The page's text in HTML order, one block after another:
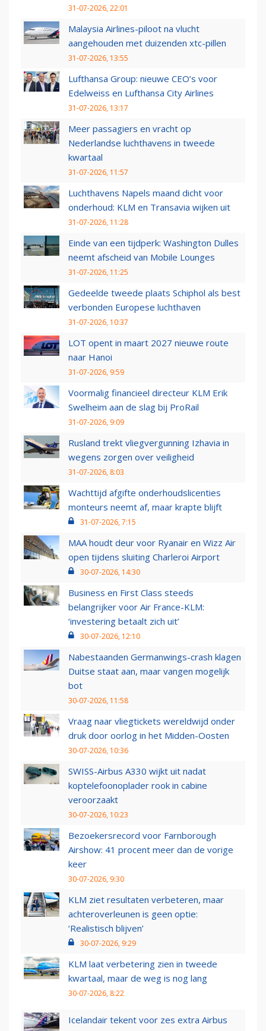
31-07-2026, 22:01
Malaysia Airlines-piloot na vlucht
aangehouden met duizenden xtc-pillen
31-07-2026, 13:55
Lufthansa Group: nieuwe CEO’s voor
Edelweiss en Lufthansa City Airlines
31-07-2026, 13:17
Meer passagiers en vracht op
Nederlandse luchthavens in tweede
kwartaal
31-07-2026, 11:57
Luchthavens Napels maand dicht voor
onderhoud: KLM en Transavia wijken uit
31-07-2026, 11:28
Einde van een tijdperk: Washington Dulles
neemt afscheid van Mobile Lounges
31-07-2026, 11:25
Gedeelde tweede plaats Schiphol als best
verbonden Europese luchthaven
31-07-2026, 10:37
LOT opent in maart 2027 nieuwe route
naar Hanoi
31-07-2026, 9:59
Voormalig financieel directeur KLM Erik
Swelheim aan de slag bij ProRail
31-07-2026, 9:09
Rusland trekt vliegvergunning Izhavia in
wegens zorgen over veiligheid
31-07-2026, 8:03
Wachttijd afgifte onderhoudslicenties
monteurs neemt af, maar krapte blijft
31-07-2026, 7:15
MAA houdt deur voor Ryanair en Wizz Air
open tijdens sluiting Charleroi Airport
30-07-2026, 14:30
Business en First Class steeds
belangrijker voor Air France-KLM:
‘investering betaalt zich uit’
30-07-2026, 12:10
Nabestaanden Germanwings-crash klagen
Duitse staat aan, maar vangen mogelijk
bot
30-07-2026, 11:58
Vraag naar vliegtickets wereldwijd onder
druk door oorlog in het Midden-Oosten
30-07-2026, 10:36
SWISS-Airbus A330 wijkt uit nadat
koptelefoonoplader rook in cabine
veroorzaakt
30-07-2026, 10:23
Bezoekersrecord voor Farnborough
Airshow: 41 procent meer dan de vorige
keer
30-07-2026, 9:30
KLM ziet resultaten verbeteren, maar
achteroverleunen is geen optie:
‘Realistisch blijven’
30-07-2026, 9:29
KLM laat verbetering zien in tweede
kwartaal, maar de weg is nog lang
30-07-2026, 8:22
Icelandair tekent voor zes extra Airbus